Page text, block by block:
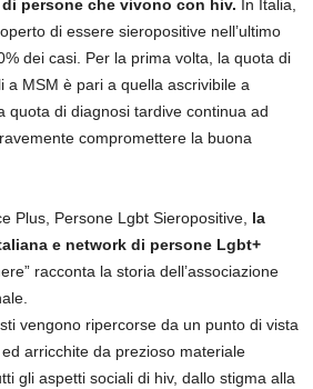
persone che vivono con hiv. In Italia,
di essere sieropositive nell’ultimo
dei casi. Per la prima volta, la quota di
a MSM è pari a quella ascrivibile a
quota di diagnosi tardive continua ad
compromettere la buona
Plus, Persone Lgbt Sieropositive, la
e network di persone Lgbt+
racconta la storia dell’associazione
vengono ripercorse da un punto di vista
arricchite da prezioso materiale
gli aspetti sociali di hiv, dallo stigma alla